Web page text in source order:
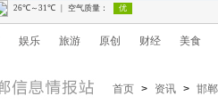
娱乐 旅游 原创 财经 美食
首页 > 资讯 > 邯郸